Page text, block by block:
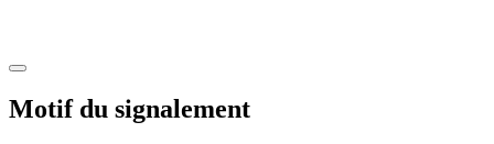
Motif du signalement